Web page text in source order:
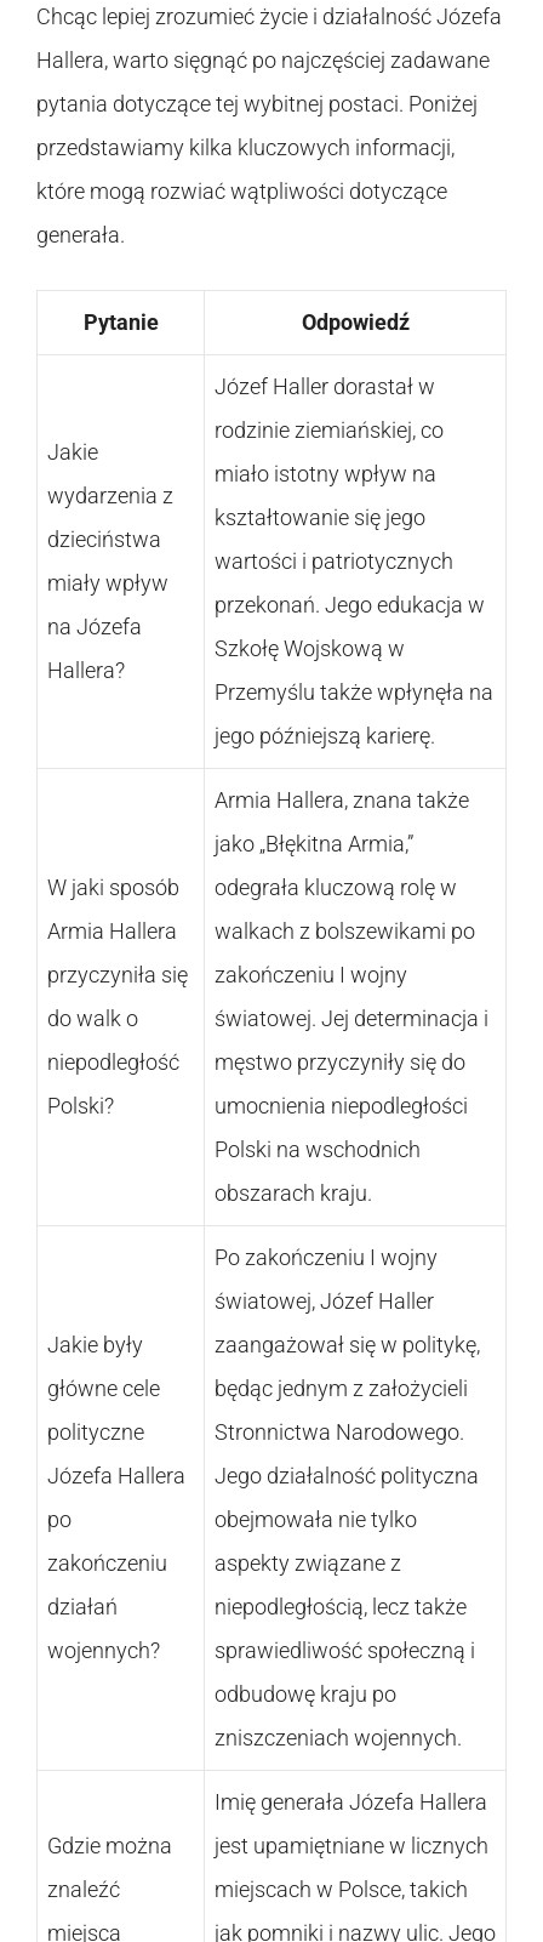
Chcąc lepiej zrozumieć życie i działalność Józefa
Hallera, warto sięgnąć po najczęściej zadawane
pytania dotyczące tej wybitnej postaci. Poniżej
przedstawiamy kilka kluczowych informacji,
które mogą rozwiać wątpliwości dotyczące
generała.
Pytanie Odpowiedź
Jakie
wydarzenia z
dzieciństwa
miały wpływ
na Józefa
Hallera?
Józef Haller dorastał w
rodzinie ziemiańskiej, co
miało istotny wpływ na
kształtowanie się jego
wartości i patriotycznych
przekonań. Jego edukacja w
Szkołę Wojskową w
Przemyślu także wpłynęła na
jego późniejszą karierę.
W jaki sposób
Armia Hallera
przyczyniła się
do walk o
niepodległość
Polski?
Armia Hallera, znana także
jako „Błękitna Armia,”
odegrała kluczową rolę w
walkach z bolszewikami po
zakończeniu I wojny
światowej. Jej determinacja i
męstwo przyczyniły się do
umocnienia niepodległości
Polski na wschodnich
obszarach kraju.
Jakie były
główne cele
polityczne
Józefa Hallera
po
zakończeniu
działań
wojennych?
Po zakończeniu I wojny
światowej, Józef Haller
zaangażował się w politykę,
będąc jednym z założycieli
Stronnictwa Narodowego.
Jego działalność polityczna
obejmowała nie tylko
aspekty związane z
niepodległością, lecz także
sprawiedliwość społeczną i
odbudowę kraju po
zniszczeniach wojennych.
Gdzie można
znaleźć
miejsca
Imię generała Józefa Hallera
jest upamiętniane w licznych
miejscach w Polsce, takich
jak pomniki i nazwy ulic. Jego